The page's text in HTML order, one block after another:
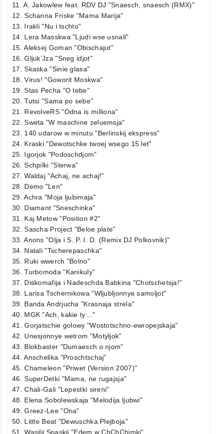
11. A. Jakowlew feat. RDV DJ "Snaesch, snaesch (RMX)"
12. Schanna Friske "Mama Marija"
13. Irakli "Nu i tschto"
14. Lera Masskwa "Ljudi wse usnali"
15. Aleksej Goman "Obischajut"
16. Gljuk’Jza "Sneg idjot"
17. Skaska "Sinie glasa"
18. Virus! "Goworit Moskwa"
19. Stas Pecha "O tebe"
20. Tutsi "Sama po sebe"
21. RevolveRS "Odna is milliona"
22. Sweta "W maschine zeluemsja"
23. 140 udarow w minutu "Berlinskij ekspress"
24. Kraski "Dewotschke twoej wsego 15 let"
25. Igorjok "Podoschdjom"
26. Schpilki "Sterwa"
27. Waldaj "Achaj, ne achaj!"
28. Demo "Len"
29. Achra "Moja ljubimaja"
30. Diamant "Sneschinka"
31. Kaj Metow "Position #2"
32. Sascha Project "Beloe plate"
33. Anons "Olja i S. P. I. D. (Remix DJ Polkovnik)"
34. Natali "Tscherepaschka"
35. Ruki wwerch "Bolno"
36. Turbomoda "Kanikuly"
37. Diskomafija i Nadeschda Babkina "Chotschetsja!"
38. Larisa Tschernikowa "Wljubljonnye samoljot"
39. Banda Andrjucha "Krasnaja strela"
40. MGK "Ach, kakie ty…"
41. Gorjatschie golowy "Wostotschno-ewropejskaja"
42. Unesjonnye wetrom "Motyljok"
43. Blokbaster "Dumaesch o njom"
44. Anschelika "Proschtschaj"
45. Chameleon "Priwet (Version 2007)"
46. SuperDetki "Mama, ne rugajsja"
47. Chali-Gali "Lepestki sireni"
48. Elena Sobolewskaja "Melodija ljubwi"
49. Greez-Lee "Ona"
50. Little Beat "Dewuschka Plejboja"
51. Wasilij Spaskij "Edem w ChChChimki"